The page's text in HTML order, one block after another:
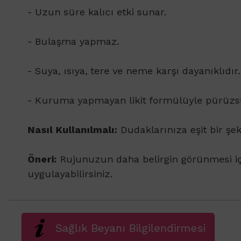
- Uzun süre kalıcı etki sunar.
- Bulaşma yapmaz.
- Suya, ısıya, tere ve neme karşı dayanıklıdır.
- Kuruma yapmayan likit formülüyle
Nasıl Kullanılmalı: Dudaklarınıza eşit bir
Öneri: Rujunuzun daha belirgin görünmesi
uygulayabilirsiniz.
Sağlık Beyanı Bilgilendirmesi